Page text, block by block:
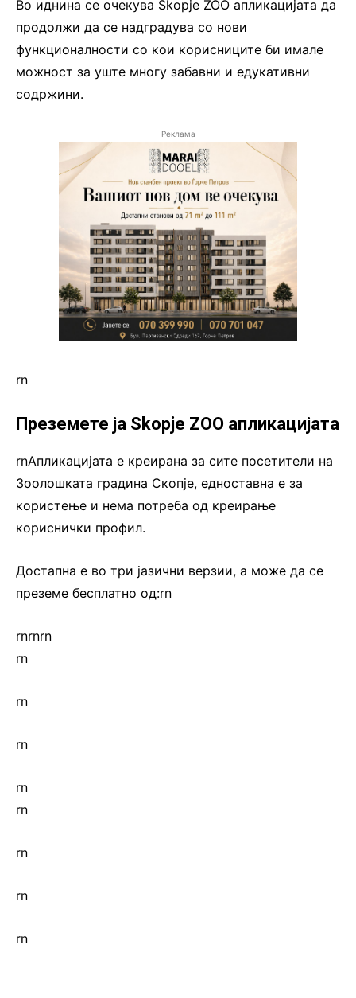
Во иднина се очекува Skopje ZOO апликацијата да
продолжи да се надградува со нови
функционалности со кои корисниците би имале
можност за уште многу забавни и едукативни
содржини.
Реклама
rn
Преземете ја Skopje ZOO апликацијата
rnАпликацијата е креирана за сите посетители на
Зоолошката градина Скопје, едноставна е за
користење и нема потреба од креирање
кориснички профил.
Достапна е во три јазични верзии, а може да се
преземе бесплатно од:rn
rnrnrn
rn
rn
rn
rn
rn
rn
rn
rn